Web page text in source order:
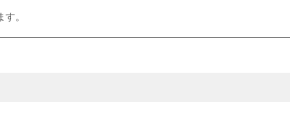
。